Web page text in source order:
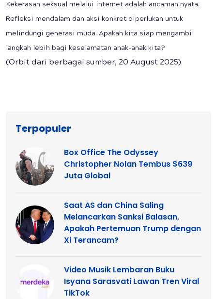
Kekerasan seksual melalui internet adalah ancaman nyata.
Refleksi mendalam dan aksi konkret diperlukan untuk
melindungi generasi muda. Apakah kita siap mengambil
langkah lebih bagi keselamatan anak-anak kita?
(Orbit dari berbagai sumber, 20 August 2025)
Terpopuler
Box Office The Odyssey
Christopher Nolan Tembus $639
Juta Global
Saat AS dan China Saling
Melancarkan Sanksi Balasan,
Apakah Pertemuan Trump dengan
Xi Terancam?
Video Musik Lembaran Buku
Isyana Sarasvati Lawan Tren Viral
TikTok